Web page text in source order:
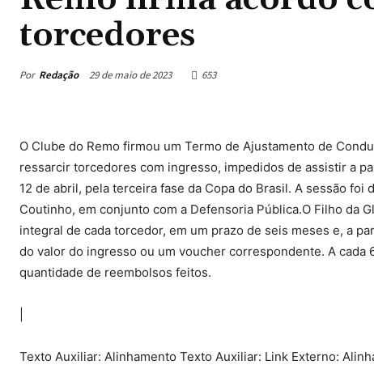
torcedores
Por Redação 29 de maio de 2023 653
O Clube do Remo firmou um Termo de Ajustamento de
ressarcir torcedores com ingresso, impedidos de assistir a
12 de abril, pela terceira fase da Copa do Brasil. A sessão
Coutinho, em conjunto com a Defensoria Pública.O Filho da
integral de cada torcedor, em um prazo de seis meses e, a
do valor do ingresso ou um voucher correspondente. A
quantidade de reembolsos feitos.
Texto Auxiliar: Alinhamento Texto Auxiliar: Link Externo: